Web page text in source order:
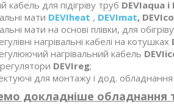
кабель для підігріву труб DEVIaqua
мати DEVIheat , DEVImat,
мати на основі плівки, для
нагрівальні кабелі на котушках
нагрівальний кабель
DEVIreg;
для монтажу і дод. обладнання
докладніше обладнання